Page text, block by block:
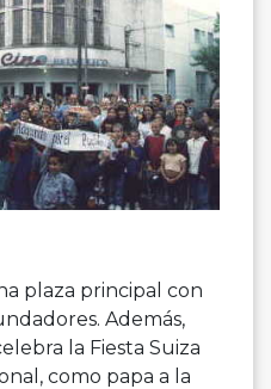
plaza principal con
Además,
la Fiesta Suiza
como papa a la